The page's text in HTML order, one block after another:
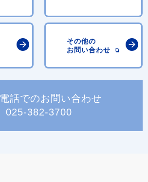
その他の
お問い合わせ
電話でのお問い合わせ
025-382-3700